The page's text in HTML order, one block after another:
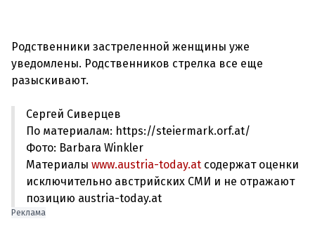
Родственники застреленной женщины уже
уведомлены. Родственников стрелка все еще
Сергей Сиверцев
По материалам: https://steiermark.orf.at/
Фото: Barbara Winkler
Материалы www.austria-today.at содержат оценки
исключительно австрийских СМИ и не отражают
позицию austria-today.at
Реклама